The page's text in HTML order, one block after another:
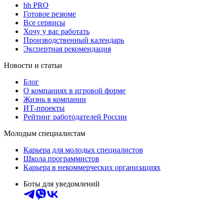
hh PRO
Готовое резюме
Все сервисы
Хочу у вас работать
Производственный календарь
Экспертная рекомендация
Новости и статьи
Блог
О компаниях в игровой форме
Жизнь в компании
ИТ-проекты
Рейтинг работодателей России
Молодым специалистам
Карьера для молодых специалистов
Школа программистов
Карьера в некоммерческих организациях
Боты для уведомлений